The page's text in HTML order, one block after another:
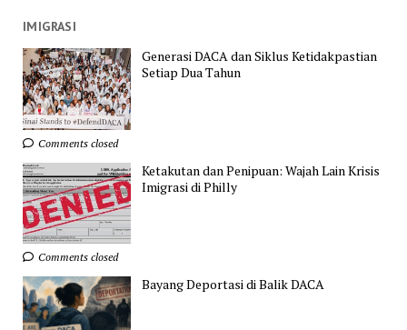
IMIGRASI
Generasi DACA dan Siklus Ketidakpastian
Setiap Dua Tahun
Comments closed
Ketakutan dan Penipuan: Wajah Lain Krisis
Imigrasi di Philly
Comments closed
Bayang Deportasi di Balik DACA